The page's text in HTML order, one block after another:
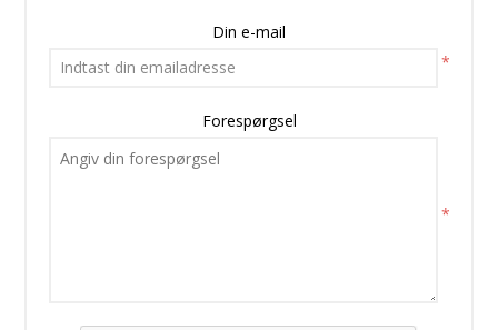
Din e-mail
*
Forespørgsel
*